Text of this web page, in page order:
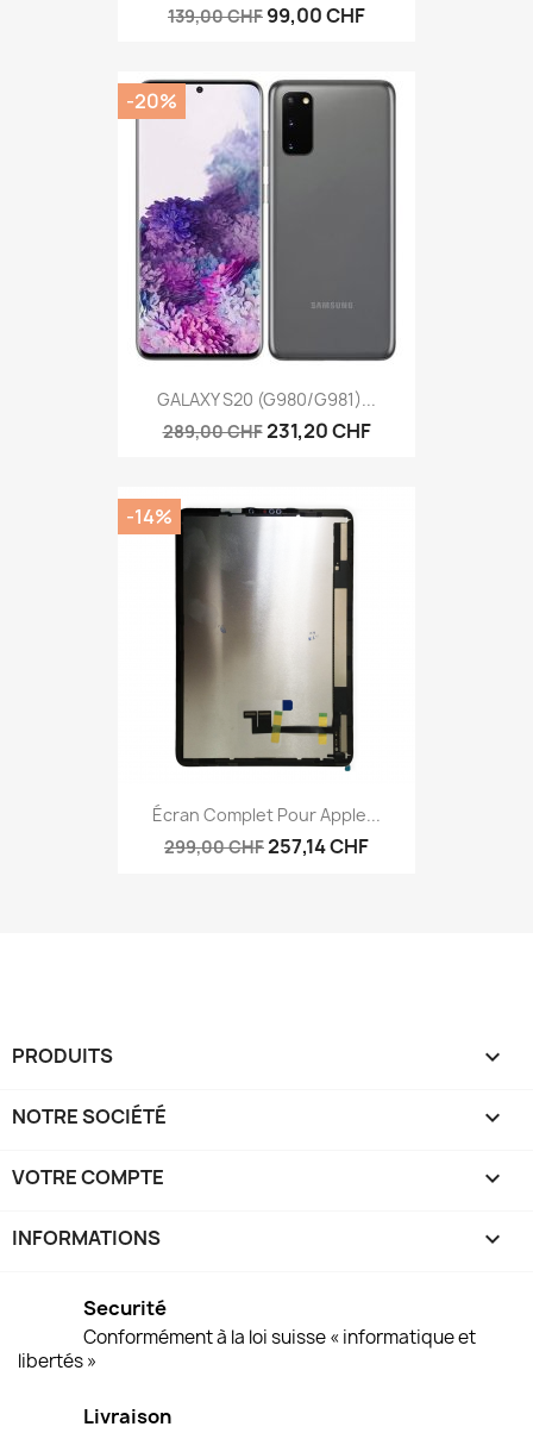
139,00 CHF 99,00 CHF
GALAXY S20 (G980/G981)...
289,00 CHF231,20 CHF
-20%
Écran Complet Pour Apple...
299,00 CHF257,14 CHF
-14%
PRODUITS 
NOTRE SOCIÉTÉ 
VOTRE COMPTE 
INFORMATIONS keyboard_arrow_down
Securité
Conformément à la loi suisse « informatique et
libertés »
Livraison